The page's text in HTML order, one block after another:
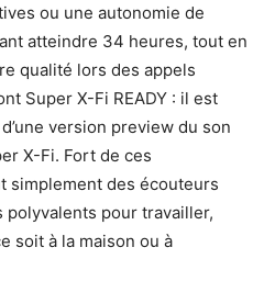
ou une autonomie de
atteindre 34 heures, tout en
qualité lors des appels
Super X-Fi READY : il est
version preview du son
X-Fi. Fort de ces
simplement des écouteurs
pour travailler,
soit à la maison ou à